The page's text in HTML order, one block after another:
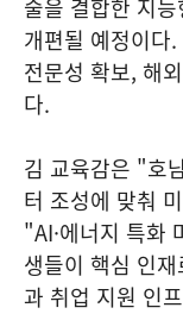
술을 결합한 지
개편될 예정이다
전문성 확보, 해
다.
김 교육감은 "호
터 조성에 맞춰
"AI·에너지 특화
생들이 핵심 인
과 취업 지원 인